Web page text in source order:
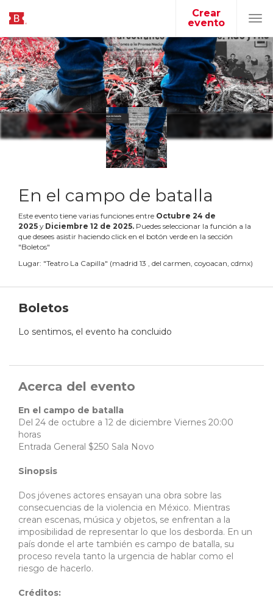
Crear
evento
En el campo de batalla
Este evento tiene varias funciones entre Octubre 24 de
2025 y Diciembre 12 de 2025. Puedes seleccionar la función a la
que desees asistir haciendo click en el botón verde en la sección
"Boletos"
Lugar: "Teatro La Capilla" (madrid 13 , del carmen, coyoacan, cdmx)
Boletos
Lo sentimos, el evento ha concluido
Acerca del evento
En el campo de batalla
Del 24 de octubre a 12 de diciembre Viernes 20:00
horas
Entrada General $250 Sala Novo
Sinopsis
Dos jóvenes actores ensayan una obra sobre las
consecuencias de la violencia en México. Mientras
crean escenas, música y objetos, se enfrentan a la
imposibilidad de representar lo que los desborda. En un
país donde el arte también es campo de batalla, su
proceso revela tanto la urgencia de hablar como el
riesgo de hacerlo.
Créditos: